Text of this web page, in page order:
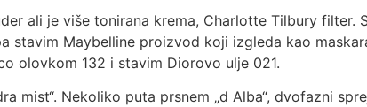
ali je više tonirana krema, Charlotte Tilbury filter.
Maybelline proizvod koji izgleda kao
olovkom 132 i stavim Diorovo ulje 021.
Nekoliko puta prsnem „d Alba“, dvofazni